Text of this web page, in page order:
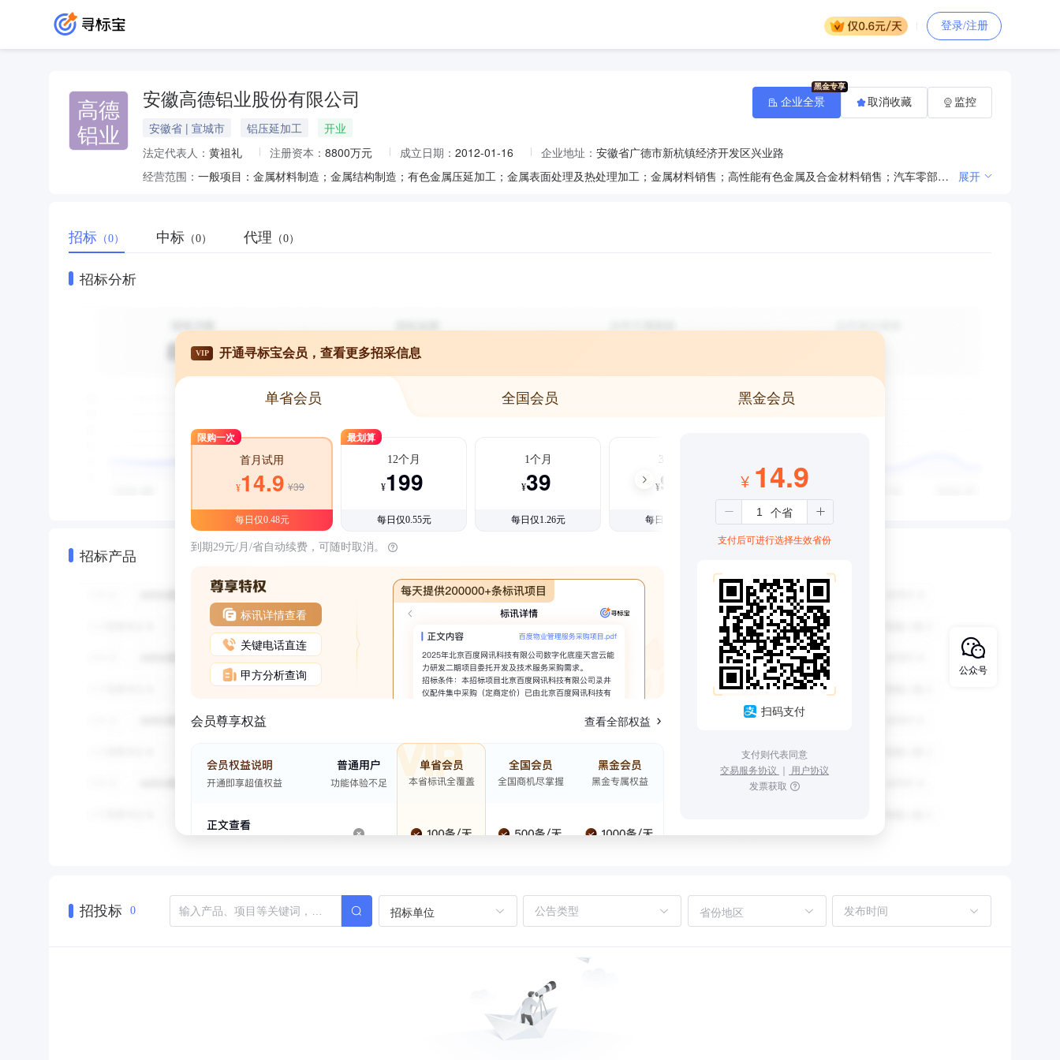
登录/注册
高德
铝业
安徽高德铝业股份有限公司
安徽省 | 宣城市 铝压延加工
开业
法定代表人： 黄祖礼 注册资本： 8800万元 成立日期： 2012-01-16 企业地址： 安徽省广德市新杭镇经济开发区兴业路
经营范围：
一般项目：金属材料制造；金属结构制造；有色金属压延加工；金属表面处理及热处理加工；金属材料销售；高性能有色金属及合金材料销售；汽车零部件及配件制造；汽车零部件研发；光伏设备及元器件制造；光伏设备及元器件销售；再生资源加工；货物进出口；技术进出口（除许可业务外，可自主依法经营法律法规非禁止或限制的项目） 展开
企业全景 取消收藏 监控
招标 （0） 中标 （0） 代理 （0）
招标分析
招标产品
VIP 开通寻标宝会员，查看更多招采信息
单省会员 全国会员 黑金会员
限购一次
首月试用
¥14.9 ¥39
每日仅0.48元
最划算
12个月
¥199
每日仅0.55元
1个月
¥39
每日仅1.26元
3个月
¥99
每日仅1.08元
到期29元/月/省自动续费，可随时取消。
标讯详情查看
关键电话直连
甲方分析查询
会员尊享权益 查看全部权益
¥ 14.9
支付后可进行选择生效省份
扫码支付
支付则代表同意
交易服务协议 ｜ 用户协议
发票获取
招投标 0 招标单位 省份地区
公众号